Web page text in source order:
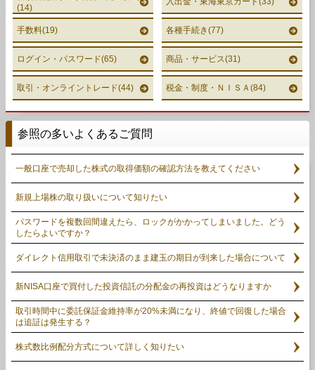
(14)
手数料(19) 各種手続き(77)
ログイン・パスワード(65) 商品・サービス(31)
取引・オンライントレード(44) 税金・制度・ＮＩＳＡ(84)
参照の多いよくあるご質問
一般口座で売却した株式の取得価額の確認方法を教えてください
新規上場株の取り扱いについて知りたい
パスワードを複数回間違えたら、ロックがかかってしまいました。どう
したらよいですか？
ダイレクト信用取引で未決済のまま建玉の期日が到来した場合について
新NISA口座で買付した投資信託の分配金の再投資はどうなりますか
取引時間中に委託保証金維持率が20%未満になり、終値で回復した場合
は追証は発生する？
株式数比例配分方式について詳しく知りたい